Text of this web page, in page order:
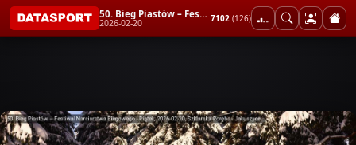
50. Bieg Piastów – Festiwal Narciarstwa Biegowego - Piątek
2026-02-20 7102 (126)